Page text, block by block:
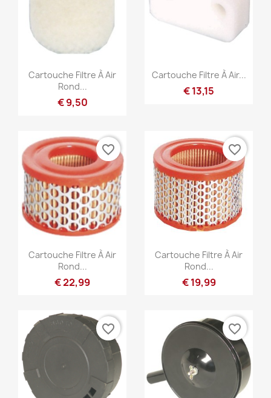
Snel bekijken
Cartouche Filtre À Air
Rond...
€ 9,50
Snel bekijken
Cartouche Filtre À Air...
€ 13,15
Snel bekijken
Cartouche Filtre À Air
Rond...
€ 22,99
favorite_border
Snel bekijken
Cartouche Filtre À Air
Rond...
€ 19,99
favorite_border
favorite_border favorite_border